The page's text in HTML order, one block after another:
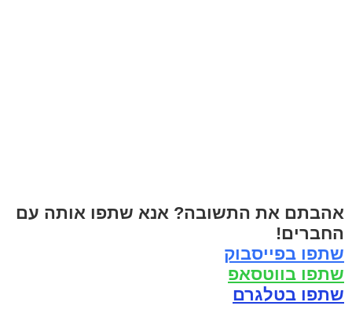
אהבתם את התשובה? אנא שתפו אותה עם
החברים!
שתפו בפייסבוק
שתפו בווטסאפ
שתפו בטלגרם